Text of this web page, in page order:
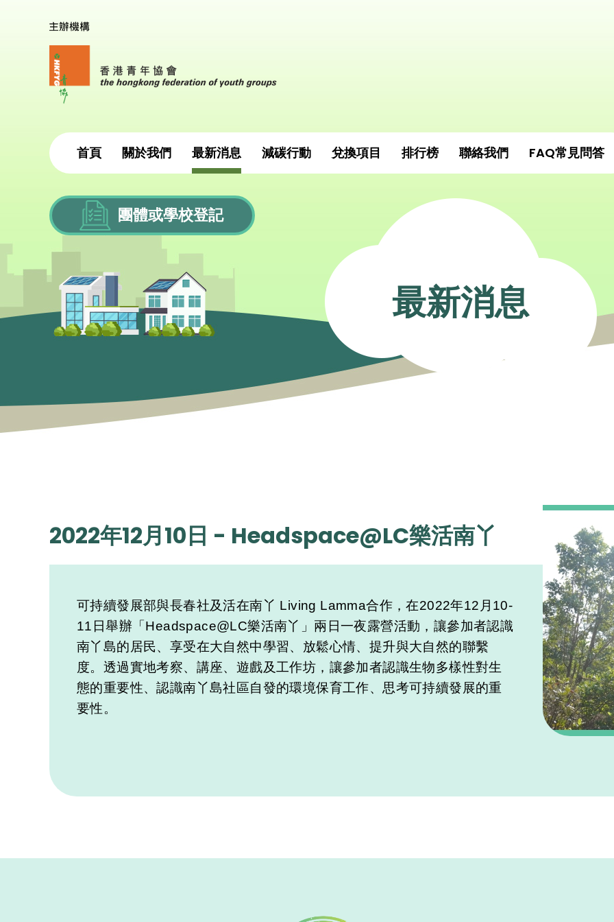
首頁 關於我們 最新消息 減碳行動 兌換項目 排行榜 聯絡我們 FAQ常見問答
團體或學校登記
最新消息
2022年12月10日 - Headspace@LC樂活南丫
可持續發展部與長春社及活在南丫 Living Lamma合作，在2022年12月10-
11日舉辦「Headspace@LC樂活南丫」兩日一夜露營活動，讓參加者認識
南丫島的居民、享受在大自然中學習、放鬆心情、提升與大自然的聯繫
度。透過實地考察、講座、遊戲及工作坊，讓參加者認識生物多樣性對生
態的重要性、認識南丫島社區自發的環境保育工作、思考可持續發展的重
要性。